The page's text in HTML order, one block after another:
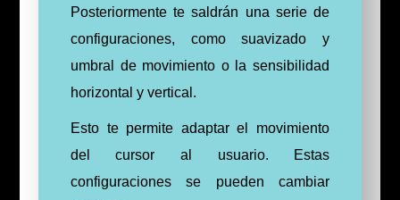
Posteriormente te saldrán una serie de
configuraciones, como suavizado y
umbral de movimiento o la sensibilidad
horizontal y vertical.
Esto te permite adaptar el movimiento
del cursor al usuario. Estas
configuraciones se pueden cambiar